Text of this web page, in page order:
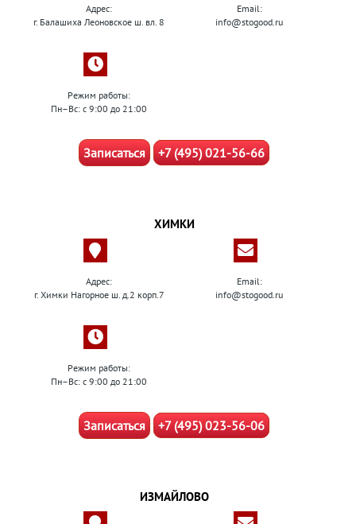
Адрес:
г. Балашиха Леоновское ш. вл. 8
Email:
info@stogood.ru
Режим работы:
Пн–Вс: с 9:00 до 21:00
Записаться +7 (495) 021-56-66
ХИМКИ
Адрес:
г. Химки Нагорное ш. д.2 корп.7
Email:
info@stogood.ru
Режим работы:
Пн–Вс: с 9:00 до 21:00
Записаться +7 (495) 023-56-06
ИЗМАЙЛОВО